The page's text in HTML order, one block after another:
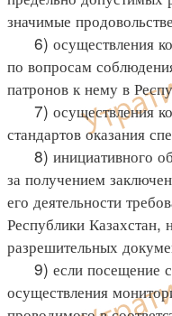
значимые
6) осуществления
по вопросам
патронов к нему в
7) осуществления
стандартов оказания
8) инициативного
за получением
его деятельности
Республики Казахстан,
разрешительных
9) если посещение
осуществления